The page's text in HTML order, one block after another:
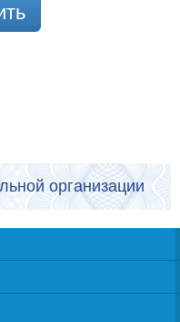
организации